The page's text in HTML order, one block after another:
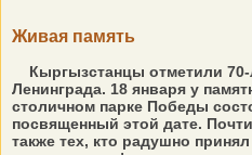
Живая память
Кыргызстанцы отметили
Ленинграда. 18 января у
столичном парке Победы
посвященный этой дате.
также тех, кто радушно